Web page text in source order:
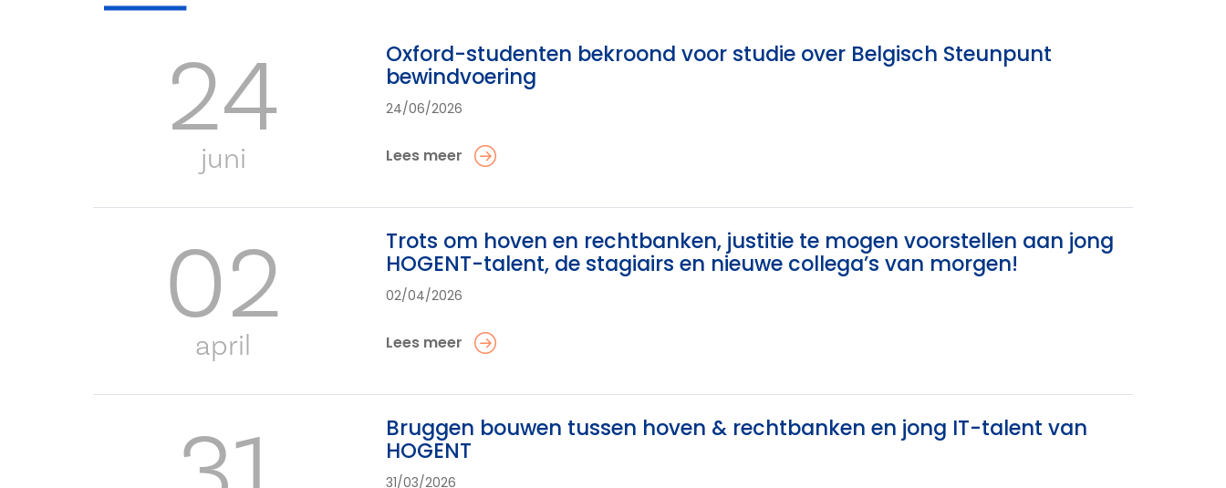
24
juni
Oxford-studenten bekroond voor studie over Belgisch Steunpunt
bewindvoering
24/06/2026
Lees meer
02
april
Trots om hoven en rechtbanken, justitie te mogen voorstellen aan jong
HOGENT-talent, de stagiairs en nieuwe collega’s van morgen!
02/04/2026
Lees meer
Bruggen bouwen tussen hoven & rechtbanken en jong IT-talent van
HOGENT
31/03/2026